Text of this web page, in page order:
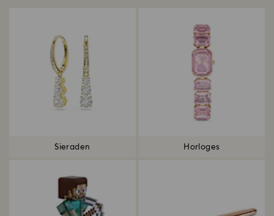
Sieraden Horloges